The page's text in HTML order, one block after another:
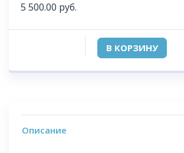
5 500.00 руб.
В КОРЗИНУ
Описание